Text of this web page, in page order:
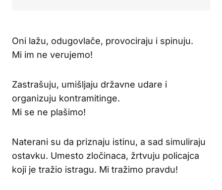
Oni lažu, odugovlače, provociraju i spinuju.
Mi im ne verujemo!
Zastrašuju, umišljaju državne udare i
organizuju kontramitinge.
Mi se ne plašimo!
Naterani su da priznaju istinu, a sad simuliraju
ostavku. Umesto zločinaca, žrtvuju policajca
koji je tražio istragu. Mi tražimo pravdu!